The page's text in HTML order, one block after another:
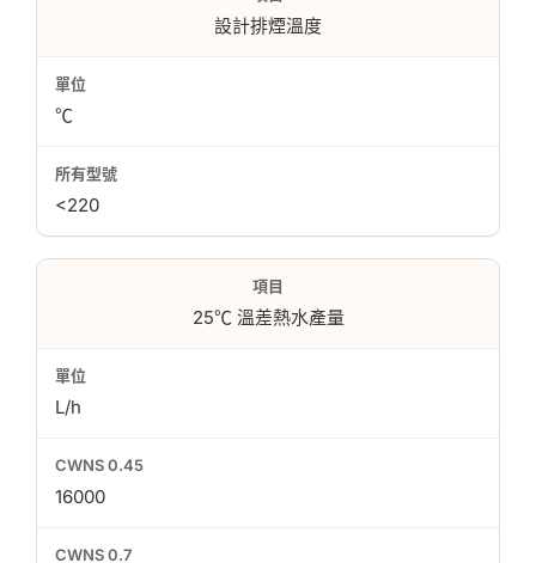
設計排煙溫度
℃
<220
25℃ 溫差熱水產量
L/h
16000